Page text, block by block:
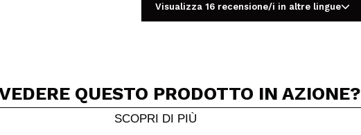
Condividi un video o una foto
Il tuo video potrebbe essere il primo. Immaginalo...
Visualizza 16 recensione/i in altre lingue
QUESTO PRODOTTO IN AZIONE?
SCOPRI DI PIÙ